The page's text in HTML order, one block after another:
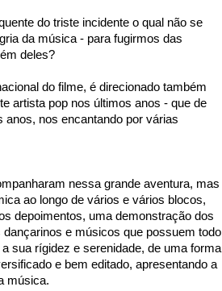
do triste incidente o qual não se
da música - para fugirmos das
deles?
do filme, é direcionado também
artista pop nos últimos anos - que de
anos, nos encantando por várias
nessa grande aventura, mas
ao longo de vários e vários blocos,
depoimentos, uma demonstração dos
e músicos que possuem todo
sua rígidez e serenidade, de uma forma
e bem editado, apresentando a
música.